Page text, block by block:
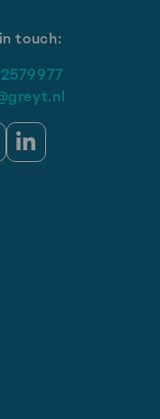
touch:
Go